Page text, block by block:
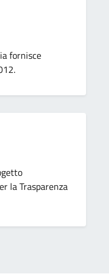
fornisce
la Trasparenza